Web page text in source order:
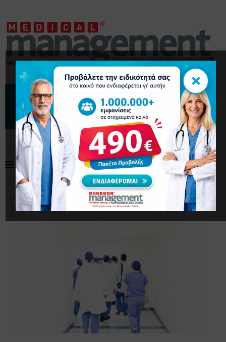
Home Επικαιρότητα
ΙΣΑ: Αδικαιολόγητος ο
αποκλεισμός εξειδικευόμενων γιατρών από ιδιωτικό έργο
×
×